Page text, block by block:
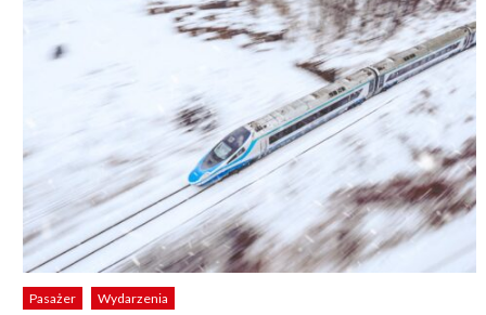
Pasażer Wydarzenia